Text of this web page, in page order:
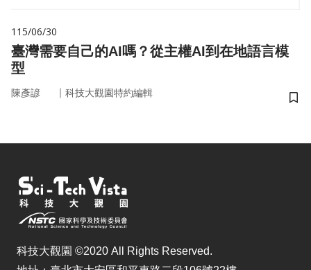
115/06/30
臺灣需要自己的AI嗎？從主權AI到在地語言模
型
陳彥諺 ｜ 科技大觀園特約編輯
儲
科技大觀園 ©2020 All Rights Reserved.